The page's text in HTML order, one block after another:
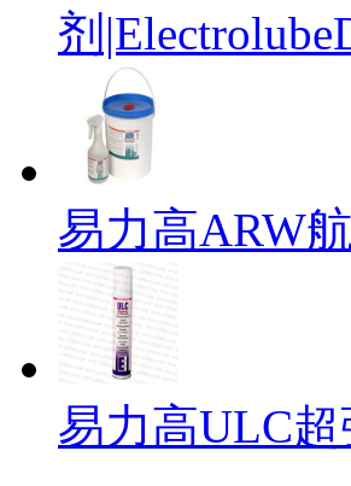
剂
易力高ARW
易力高ULC超